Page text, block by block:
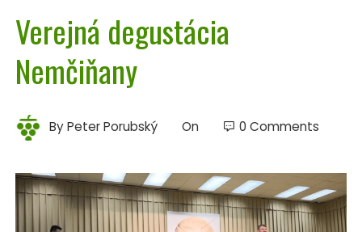
Verejná degustácia
Nemčiňany
ByPeter Porubský On 0 Comments